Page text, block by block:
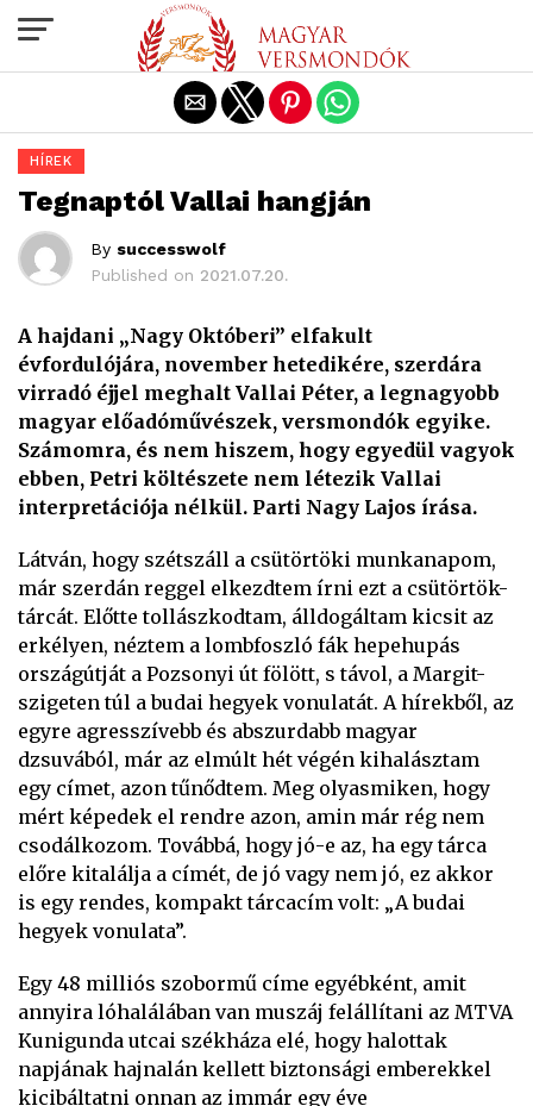
HÍREK
Tegnaptól Vallai hangján
By successwolf
Published on 2021.07.20.
A hajdani „Nagy Októberi” elfakult
évfordulójára, november hetedikére, szerdára
virradó éjjel meghalt Vallai Péter, a legnagyobb
magyar előadóművészek, versmondók egyike.
Számomra, és nem hiszem, hogy egyedül vagyok
ebben, Petri költészete nem létezik Vallai
interpretációja nélkül. Parti Nagy Lajos írása.
Látván, hogy szétszáll a csütörtöki munkanapom,
már szerdán reggel elkezdtem írni ezt a csütörtök-
tárcát. Előtte tollászkodtam, álldogáltam kicsit az
erkélyen, néztem a lombfoszló fák hepehupás
országútját a Pozsonyi út fölött, s távol, a Margit-
szigeten túl a budai hegyek vonulatát. A hírekből, az
egyre agresszívebb és abszurdabb magyar
dzsuvából, már az elmúlt hét végén kihalásztam
egy címet, azon tűnődtem. Meg olyasmiken, hogy
mért képedek el rendre azon, amin már rég nem
csodálkozom. Továbbá, hogy jó-e az, ha egy tárca
előre kitalálja a címét, de jó vagy nem jó, ez akkor
is egy rendes, kompakt tárcacím volt: „A budai
hegyek vonulata”.
Egy 48 milliós szobormű címe egyébként, amit
annyira lóhalálában van muszáj felállítani az MTVA
Kunigunda utcai székháza elé, hogy halottak
napjának hajnalán kellett biztonsági emberekkel
kicibáltatni onnan az immár egy éve
Exit mobile version